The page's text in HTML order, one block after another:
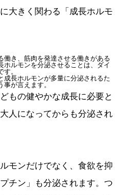
大きく関わる「成長ホルモ
働き、筋肉を発達させる働きがある
ホルモンを分泌させることは、ダイ
。
成長ホルモンが多量に分泌されるた
が言えます。
もの健やかな成長に必要と
人になってからも分泌され
モンだけでなく、食欲を抑
チン」も分泌されます。つ